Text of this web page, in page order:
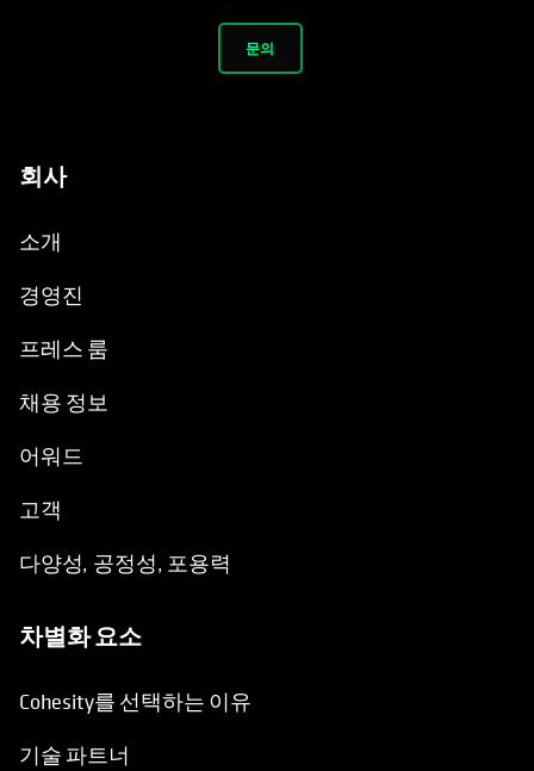
문의
회사
소개
경영진
프레스 룸
채용 정보
어워드
고객
다양성, 공정성, 포용력
차별화 요소
Cohesity를 선택하는 이유
기술 파트너